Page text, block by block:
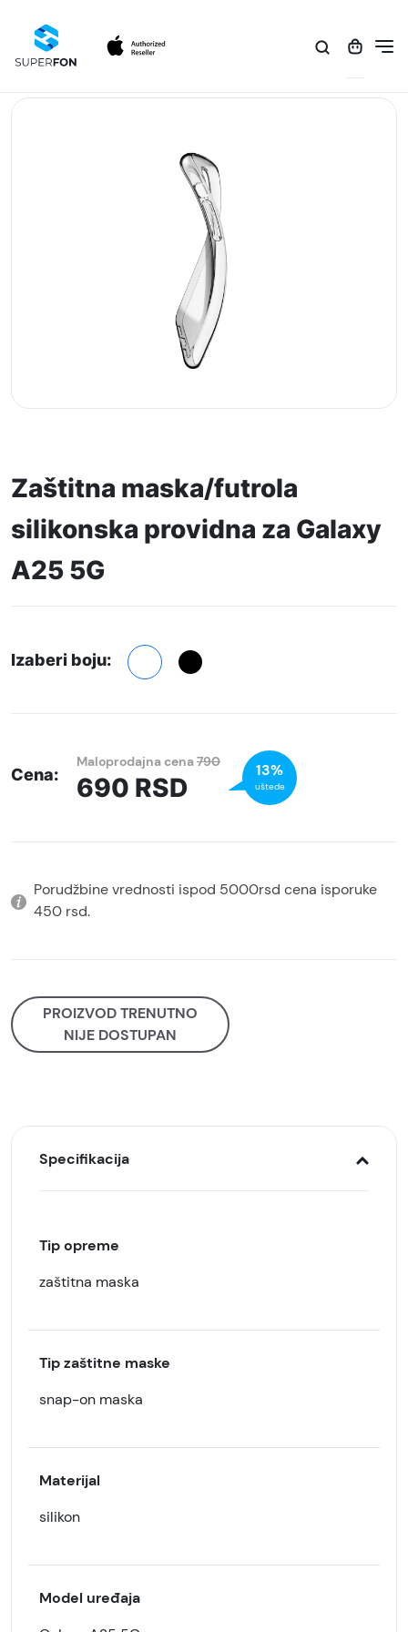
Zaštitna maska/futrola
silikonska providna za Galaxy
A25 5G
Izaberi boju:
Cena:
Maloprodajna cena790
690 RSD
13%
uštede
Porudžbine vrednosti ispod 5000rsd cena isporuke
450 rsd.
PROIZVOD TRENUTNO
NIJE DOSTUPAN
Specifikacija
Tip opreme
zaštitna maska
Tip zaštitne maske
snap-on maska
Materijal
silikon
Model uređaja